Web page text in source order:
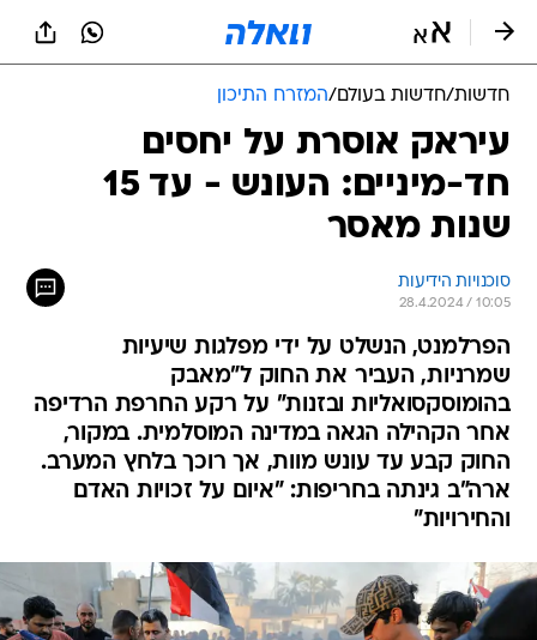
חדשות/חדשות בעולם/המזרח התיכון
עיראק אוסרת על יחסים
חד-מיניים: העונש - עד 15
שנות מאסר
סוכנויות הידיעות
28.4.2024 / 10:05
הפרלמנט, הנשלט על ידי מפלגות שיעיות
שמרניות, העביר את החוק ל"מאבק
בהומוסקסואליות ובזנות" על רקע החרפת הרדיפה
אחר הקהילה הגאה במדינה המוסלמית. במקור,
החוק קבע עד עונש מוות, אך רוכך בלחץ המערב.
ארה"ב גינתה בחריפות: "איום על זכויות האדם
והחירויות"